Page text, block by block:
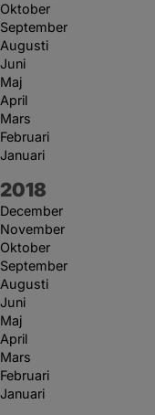
Oktober
September
Augusti
Juni
Maj
April
Mars
Februari
Januari
År:
2018
December
November
Oktober
September
Augusti
Juni
Maj
April
Mars
Februari
Januari